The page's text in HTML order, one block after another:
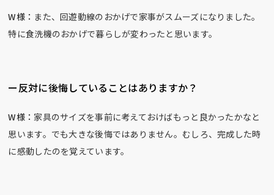
W様： また、回遊動線のおかげで家事がスムーズになりました。
特に食洗機のおかげで暮らしが変わったと思います。
ー反対に後悔していることはありますか？
W様： 家具のサイズを事前に考えておけばもっと良かったかなと
思います。でも大きな後悔ではありません。むしろ、完成した時
に感動したのを覚えています。